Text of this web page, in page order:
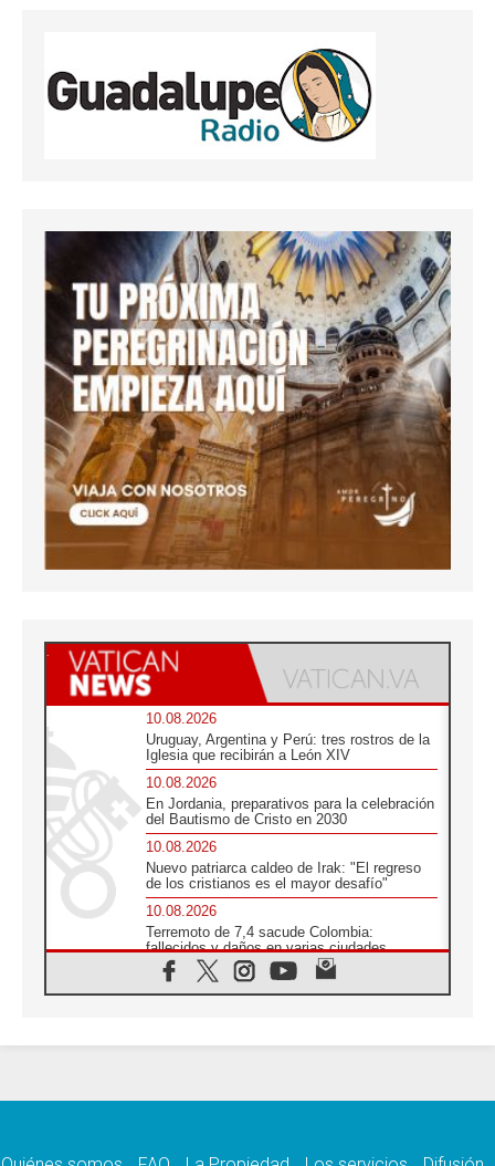
10.08.2026
Uruguay, Argentina y Perú: tres rostros de la
Iglesia que recibirán a León XIV
10.08.2026
En Jordania, preparativos para la celebración
del Bautismo de Cristo en 2030
10.08.2026
Nuevo patriarca caldeo de Irak: "El regreso
de los cristianos es el mayor desafío"
10.08.2026
Terremoto de 7,4 sacude Colombia:
fallecidos y daños en varias ciudades
10.08.2026
Ébola en RD Congo: Alarma de la UNICEF
10.08.2026